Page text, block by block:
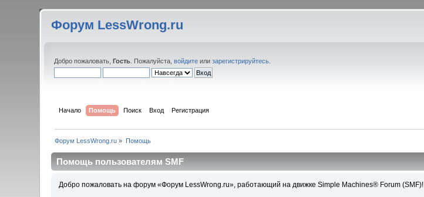
Форум LessWrong.ru
Добро пожаловать,Гость . Пожалуйста,войдите илизарегистрируйтесь
Начало Помощь Поиск Вход Регистрация
Форум LessWrong.ru » Помощь
Помощь пользователям SMF
Добро пожаловать на форум «Форум LessWrong.ru», работающий на движке Simple Machines® Forum (SMF)!